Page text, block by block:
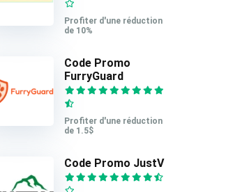
Profiter d'une réduction
de 10%
Code Promo
FurryGuard
Profiter d'une réduction
de 1.5$
Code Promo JustV